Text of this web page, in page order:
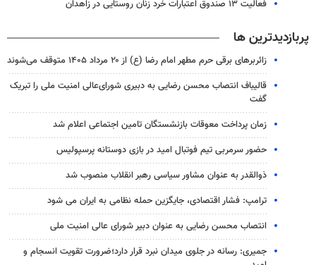
فعالیت ۱۳ صندوق اعتبارات خرد زنان روستایی در زاهدان
پربازدیدترین ها
زائربرهای برقی حرم مطهر امام رضا (ع) از ۲۰ مرداد ۱۴۰۵ متوقف می‌شوند
قالیباف انتصاب محسن رضایی به دبیری شورای‌عالی امنیت ملی را تبریک
گفت
زمان پرداخت معوقات بازنشستگان تامین اجتماعی اعلام شد
حضور سرمربی تیم فوتبال امید در بازی دوستانه پرسپولیس
ذوالقدر به عنوان مشاور سیاسی رهبر انقلاب منصوب شد
ترامپ: فشار اقتصادی، جایگزین حمله نظامی به ایران می شود
انتصاب محسن رضایی به عنوان دبیر شورای عالی امنیت ملی
جمیری: رسانه‌ در جلوی میدان نبرد قرار دارد؛ضرورت تقویت انسجام و